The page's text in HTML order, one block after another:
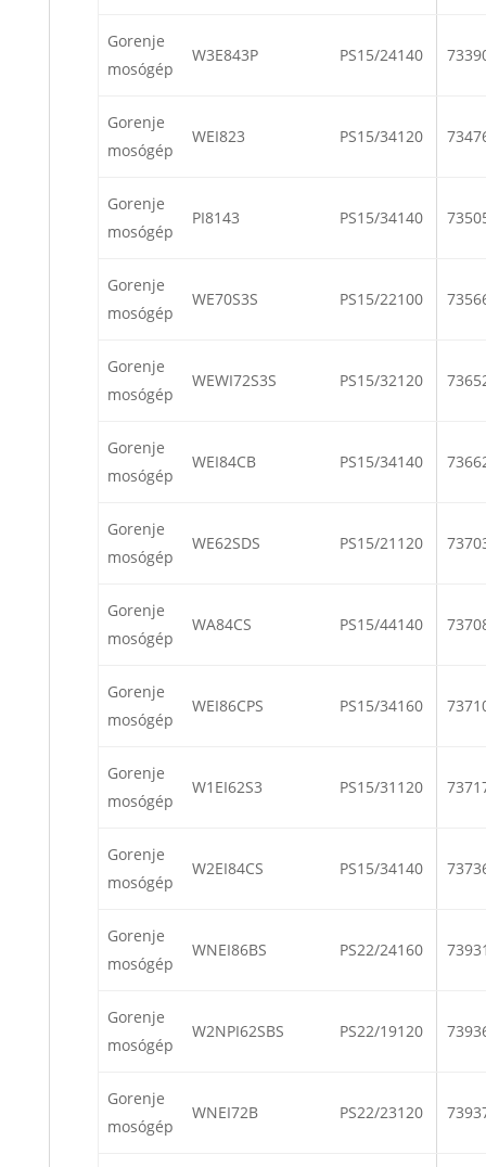
Gorenje
mosógép
W3E843P PS15/24140
Gorenje
mosógép
WEI823 PS15/34120
Gorenje
mosógép
PI8143 PS15/34140
Gorenje
mosógép
WE70S3S PS15/22100
Gorenje
mosógép
WEWI72S3S PS15/32120
Gorenje
mosógép
WEI84CB PS15/34140
Gorenje
mosógép
WE62SDS PS15/21120
Gorenje
mosógép
WA84CS PS15/44140
Gorenje
mosógép
WEI86CPS PS15/34160
Gorenje
mosógép
W1EI62S3 PS15/31120
Gorenje
mosógép
W2EI84CS PS15/34140
Gorenje
mosógép
WNEI86BS PS22/24160
Gorenje
mosógép
W2NPI62SBS PS22/19120
Gorenje
mosógép
WNEI72B PS22/23120